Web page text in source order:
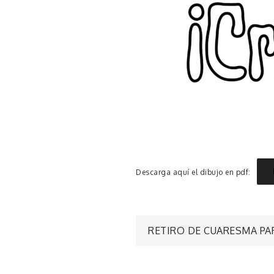
Descarga aquí el dibujo en pdf:
RETIRO DE CUARESMA